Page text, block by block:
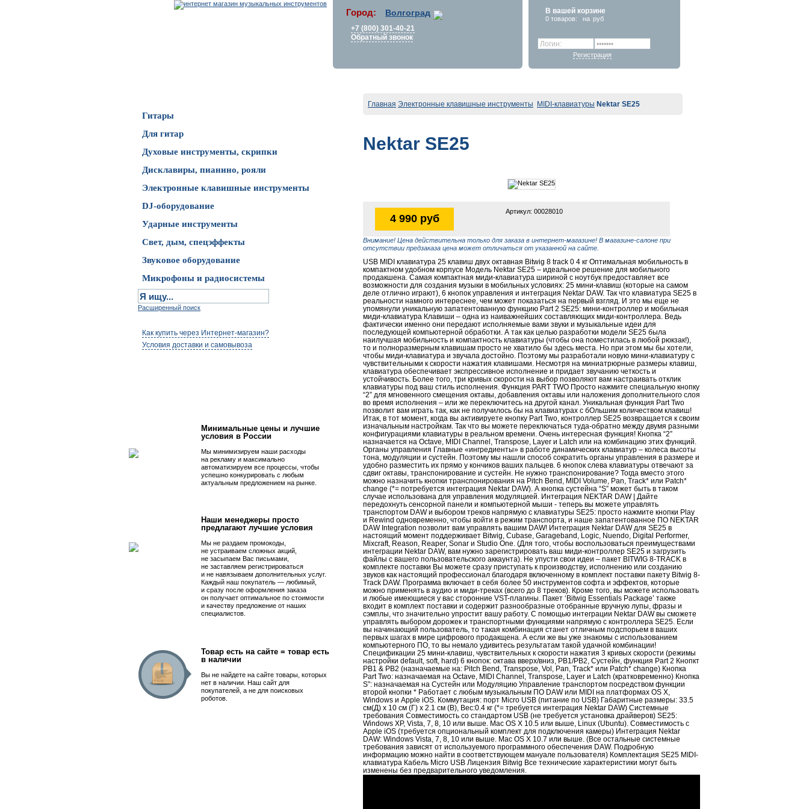
Город: Волгоград
+7 (800) 301-40-21
Обратный звонок
В вашей корзине
0 товаров: на руб
Регистрация
Гитары
Для гитар
Духовые инструменты, скрипки
Дисклавиры, пианино, рояли
Электронные клавишные инструменты
DJ-оборудование
Ударные инструменты
Свет, дым, спецэффекты
Звуковое оборудование
Микрофоны и радиосистемы
Расширенный поиск
Как купить через Интернет-магазин?
Условия доставки и самовывоза
Минимальные цены и лучшие
условия в России
Мы минимизируем наши расходы
на рекламу и максимально
автоматизируем все процессы, чтобы
успешно конкурировать с любым
актуальным предложением на рынке.
Наши менеджеры просто
предлагают лучшие условия
Мы не раздаем промокоды,
не устраиваем сложных акций,
не засыпаем Вас письмами,
не заставляем регистрироваться
и не навязываем дополнительных услуг.
Каждый наш покупатель — любимый,
и сразу после оформления заказа
он получает оптимальное по стоимости
и качеству предложение от наших
специалистов.
Товар есть на сайте = товар есть
в наличии
Вы не найдете на сайте товары, которых
нет в наличии. Наш сайт для
покупателей, а не для поисковых
роботов.
Главная Электронные клавишные инструменты MIDI-клавиатуры Nektar SE25
Nektar SE25
4 990 руб
Артикул: 00028010
Внимание! Цена действительна только для заказа в интернет-магазине! В магазине-салоне при
отсутствии предзаказа цена может отличаться от указанной на сайте.
USB MIDI клавиатура 25 клавиш двух октавная Bitwig 8 track 0 4 кг Оптимальная мобильность в
компактном удобном корпусе Модель Nektar SE25 – идеальное решение для мобильного
продакшена. Самая компактная миди-клавиатура шириной с ноутбук предоставляет все
возможности для создания музыки в мобильных условиях: 25 мини-клавиш (которые на самом
деле отлично играют), 6 кнопок управления и интеграция Nektar DAW. Так что клавиатура SE25 в
реальности намного интереснее, чем может показаться на первый взгляд. И это мы еще не
упомянули уникальную запатентованную функцию Part 2 SE25: мини-контроллер и мобильная
миди-клавиатура Клавиши – одна из наиважнейших составляющих миди-контроллера. Ведь
фактически именно они передают исполняемые вами звуки и музыкальные идеи для
последующей компьютерной обработки. А так как целью разработки модели SE25 была
наилучшая мобильность и компактность клавиатуры (чтобы она поместилась в любой рюкзак!),
то и полноразмерным клавишам просто не хватило бы здесь места. Но при этом мы бы хотели,
чтобы миди-клавиатура и звучала достойно. Поэтому мы разработали новую мини-клавиатуру с
чувствительными к скорости нажатия клавишами. Несмотря на миниатрюрные размеры клавиш,
клавиатура обеспечивает экспрессивное исполнение и придает звучанию четкость и
устойчивость. Более того, три кривых скорости на выбор позволяют вам настраивать отклик
клавиатуры под ваш стиль исполнения. Функция PART TWO Просто нажмите специальную кнопку
“2” для мгновенного смещения октавы, добавления октавы или наложения дополнительного слоя
во время исполнения – или же переключитесь на другой канал. Уникальная функция Part Two
позволит вам играть так, как не получилось бы на клавиатурах с бОльшим количеством клавиш!
Итак, в тот момент, когда вы активируете кнопку Part Two, контроллер SE25 возвращается к своим
изначальным настройкам. Так что вы можете переключаться туда-обратно между двумя разными
конфигурациями клавиатуры в реальном времени. Очень интересная функция! Кнопка “2”
назначается на Octave, MIDI Channel, Transpose, Layer и Latch или на комбинацию этих функций.
Органы управления Главные «ингредиенты» в работе динамических клавиатур – колеса высоты
тона, модуляции и сустейн. Поэтому мы нашли способ сократить органы управления в размере и
удобно разместить их прямо у кончиков ваших пальцев. 6 кнопок слева клавиатуры отвечают за
сдвиг октавы, транспонирование и сустейн. Не нужно транспонирование? Тогда вместо этого
можно назначить кнопки транспонирования на Pitch Bend, MIDI Volume, Pan, Track* или Patch*
change (*= потребуется интеграция Nektar DAW). А кнопка сустейна “S” может быть в таком
случае использована для управления модуляцией. Интеграция NEKTAR DAW | Дайте
передохнуть сенсорной панели и компьютерной мыши - теперь вы можете управлять
транспортом DAW и выбором треков напрямую с клавиатуры SE25: просто нажмите кнопки Play
и Rewind одновременно, чтобы войти в режим транспорта, и наше запатентованное ПО NEKTAR
DAW Integration позволит вам управлять вашим DAW! Интеграция Nektar DAW для SE25 в
настоящий момент поддерживает Bitwig, Cubase, Garageband, Logic, Nuendo, Digital Performer,
Mixcraft, Reason, Reaper, Sonar и Studio One. (Для того, чтобы воспользоваться преимуществами
интеграции Nektar DAW, вам нужно зарегистрировать ваш миди-контроллер SE25 и загрузить
файлы с вашего пользовательского аккаунта). Не упусти свои идеи – пакет BITWIG 8-TRACK в
комплекте поставки Вы можете сразу приступать к производству, исполнению или созданию
звуков как настоящий профессионал благодаря включенному в комплект поставки пакету Bitwig 8-
Track DAW. Программа включает в себя более 50 инструментов софта и эффектов, которые
можно применять в аудио и миди-треках (всего до 8 треков). Кроме того, вы можете использовать
и любые имеющиеся у вас сторонние VST-плагины. Пакет ‘Bitwig Essentials Package’ также
входит в комплект поставки и содержит разнообразные отобранные вручную лупы, фразы и
сэмплы, что значительно упростит вашу работу. С помощью интеграции Nektar DAW вы сможете
управлять выбором дорожек и транспортными функциями напрямую с контроллера SE25. Если
вы начинающий пользователь, то такая комбинация станет отличным подспорьем в ваших
первых шагах в мире цифрового продакщена. А если же вы уже знакомы с использованием
компьютерного ПО, то вы немало удивитесь результатам такой удачной комбинации!
Спецификации 25 мини-клавиш, чувствительных к скорости нажатия 3 кривых скорости (режимы
настройки default, soft, hard) 6 кнопок: октава вверх/вниз, PB1/PB2, Сустейн, функция Part 2 Кнопкт
PB1 & PB2 (назначаемые на: Pitch Bend, Transpose, Vol, Pan, Track* или Patch* change) Кнопка
Part Two: назначаемая на Octave, MIDI Channel, Transpose, Layer и Latch (кратковременно) Кнопка
S”: назначаемая на Сустейн или Модуляцию Управление транспортом посредством функции
второй кнопки * Работает с любым музыкальным ПО DAW или MIDI на платформах OS X,
Windows и Apple iOS. Коммутация: порт Micro USB (питание по USB) Габаритные размеры: 33.5
см(Д) x 10 см (Г) x 2.1 см (В), Вес:0.4 кг (*= требуется интеграция Nektar DAW) Системные
требования Совместимость со стандартом USB (не требуется установка драйверов) SE25:
Windows XP, Vista, 7, 8, 10 или выше. Mac OS X 10.5 или выше, Linux (Ubuntu). Совместимость с
Apple iOS (требуется опциональный комплект для подключения камеры) Интеграция Nektar
DAW: Windows Vista, 7, 8, 10 или выше. Mac OS X 10.7 или выше. (Все остальные системные
требования зависят от используемого программного обеспечения DAW. Подробную
информацию можно найти в соответствующем мануале пользователя) Комплектация SE25 MIDI-
клавиатура Кабель Micro USB Лицензия Bitwig Все технические характеристики могут быть
изменены без предварительного уведомления.